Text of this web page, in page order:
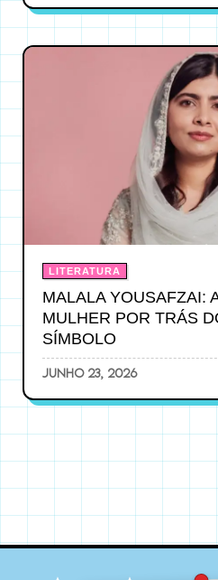
LITERATURA
MALALA YOUSAFZAI:
MULHER POR TRÁS
SÍMBOLO
junho 23, 2026